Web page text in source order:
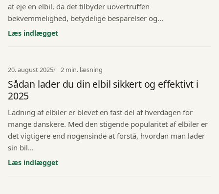
at eje en elbil, da det tilbyder uovertruffen
bekvemmelighed, betydelige besparelser og...
Læs indlægget
20. august 2025 2 min. læsning
Sådan lader du din elbil sikkert og effektivt i
2025
Ladning af elbiler er blevet en fast del af hverdagen for
mange danskere. Med den stigende popularitet af elbiler er
det vigtigere end nogensinde at forstå, hvordan man lader
sin bil...
Læs indlægget